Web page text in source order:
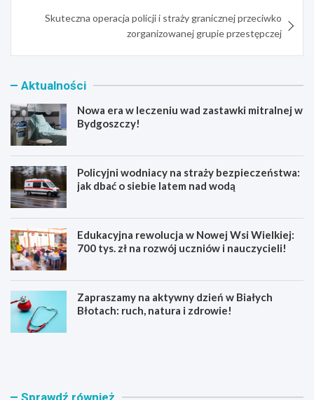
Skuteczna operacja policji i straży granicznej przeciwko
zorganizowanej grupie przestępczej
Aktualności
Nowa era w leczeniu wad zastawki mitralnej w
Bydgoszczy!
Policyjni wodniacy na straży bezpieczeństwa:
jak dbać o siebie latem nad wodą
Edukacyjna rewolucja w Nowej Wsi Wielkiej:
700 tys. zł na rozwój uczniów i nauczycieli!
Zapraszamy na aktywny dzień w Białych
Błotach: ruch, natura i zdrowie!
N
r
P
y Sprawdź również